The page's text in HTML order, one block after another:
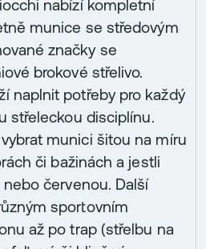
nabízí kompletní
munice se středovým
značky se
brokové střelivo.
naplnit potřeby pro každý
střeleckou disciplínu.
munici šitou na míru
či bažinách a jestli
červenou. Další
sportovním
až po trap (střelbu na